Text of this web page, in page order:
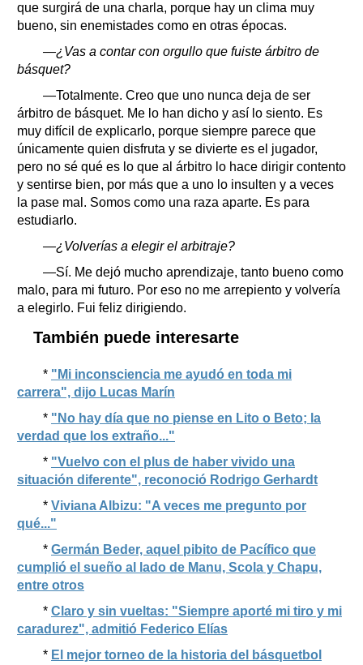
que surgirá de una charla, porque hay un clima muy
bueno, sin enemistades como en otras épocas.
—¿Vas a contar con orgullo que fuiste árbitro de
básquet?
—Totalmente. Creo que uno nunca deja de ser
árbitro de básquet. Me lo han dicho y así lo siento. Es
muy difícil de explicarlo, porque siempre parece que
únicamente quien disfruta y se divierte es el jugador,
pero no sé qué es lo que al árbitro lo hace dirigir contento
y sentirse bien, por más que a uno lo insulten y a veces
la pase mal. Somos como una raza aparte. Es para
estudiarlo.
—¿Volverías a elegir el arbitraje?
—Sí. Me dejó mucho aprendizaje, tanto bueno como
malo, para mi futuro. Por eso no me arrepiento y volvería
a elegirlo. Fui feliz dirigiendo.
También puede interesarte
* "Mi inconsciencia me ayudó en toda mi
carrera", dijo Lucas Marín
* "No hay día que no piense en Lito o Beto; la
verdad que los extraño..."
* "Vuelvo con el plus de haber vivido una
situación diferente", reconoció Rodrigo Gerhardt
* Viviana Albizu: "A veces me pregunto por
qué..."
* Germán Beder, aquel pibito de Pacífico que
cumplió el sueño al lado de Manu, Scola y Chapu,
entre otros
* Claro y sin vueltas: "Siempre aporté mi tiro y mi
caradurez", admitió Federico Elías
* El mejor torneo de la historia del básquetbol